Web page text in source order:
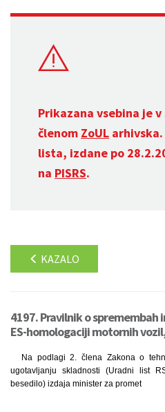
Prikazana vsebina je v
členom ZoUL
lista, izdane po
na PISRS.
KAZALO
4197. Pravilnik o
ES-homologaciji motornih
Na podlagi 2. člena Zakona o
ugotavljanju skladnosti (Uradni list
besedilo) izdaja minister za promet